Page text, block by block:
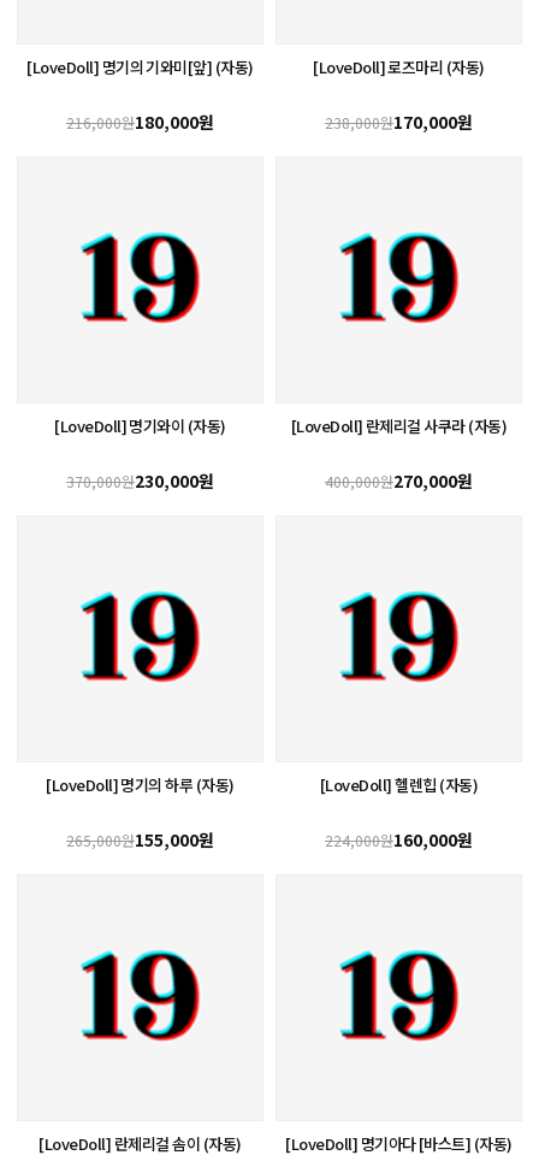
[LoveDoll] 명기의 기와미[앞] (자동)
216,000원180,000원
[LoveDoll] 로즈마리 (자동)
238,000원170,000원
[LoveDoll] 명기와이 (자동)
370,000원230,000원
[LoveDoll] 란제리걸 사쿠라 (자동)
400,000원270,000원
[LoveDoll] 명기의 하루 (자동)
265,000원155,000원
[LoveDoll] 헬렌힙 (자동)
224,000원160,000원
[LoveDoll] 란제리걸 솜이 (자동) [LoveDoll] 명기아다 [바스트] (자동)